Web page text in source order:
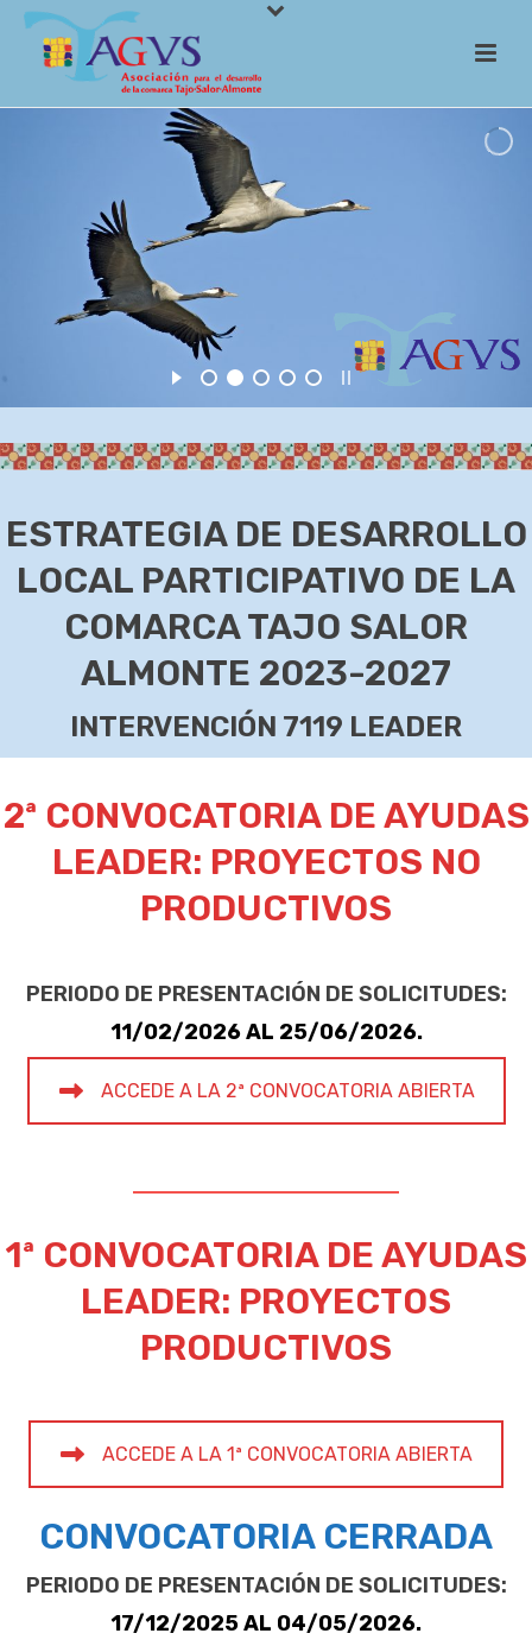
ESTRATEGIA DE DESARROLLO
LOCAL PARTICIPATIVO DE LA
COMARCA TAJO SALOR
ALMONTE 2023-2027
INTERVENCIÓN 7119 LEADER
2ª CONVOCATORIA DE AYUDAS
LEADER: PROYECTOS NO
PRODUCTIVOS
PERIODO DE PRESENTACIÓN DE SOLICITUDES:
11/02/2026 AL 25/06/2026.
ACCEDE A LA 2ª CONVOCATORIA ABIERTA
1ª CONVOCATORIA DE AYUDAS
LEADER: PROYECTOS
PRODUCTIVOS
ACCEDE A LA 1ª CONVOCATORIA ABIERTA
CONVOCATORIA CERRADA
PERIODO DE PRESENTACIÓN DE SOLICITUDES:
17/12/2025 AL 04/05/2026.